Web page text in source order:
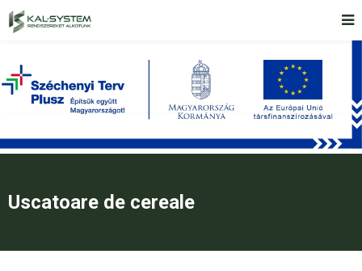
Uscatoare de cereale